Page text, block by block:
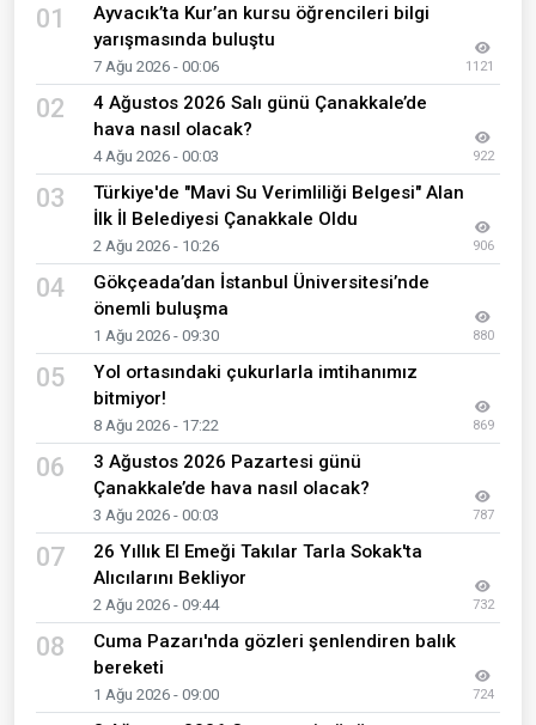
01
Ayvacık’ta Kur’an kursu öğrencileri bilgi
yarışmasında buluştu
7 Ağu 2026 - 00:06 1121
02
4 Ağustos 2026 Salı günü Çanakkale’de
hava nasıl olacak?
4 Ağu 2026 - 00:03 922
03
Türkiye'de "Mavi Su Verimliliği Belgesi" Alan
İlk İl Belediyesi Çanakkale Oldu
2 Ağu 2026 - 10:26 906
04
Gökçeada’dan İstanbul Üniversitesi’nde
önemli buluşma
1 Ağu 2026 - 09:30 880
05
Yol ortasındaki çukurlarla imtihanımız
bitmiyor!
8 Ağu 2026 - 17:22 869
06
3 Ağustos 2026 Pazartesi günü
Çanakkale’de hava nasıl olacak?
3 Ağu 2026 - 00:03 787
07
26 Yıllık El Emeği Takılar Tarla Sokak'ta
Alıcılarını Bekliyor
2 Ağu 2026 - 09:44 732
08
Cuma Pazarı'nda gözleri şenlendiren balık
bereketi
1 Ağu 2026 - 09:00 724